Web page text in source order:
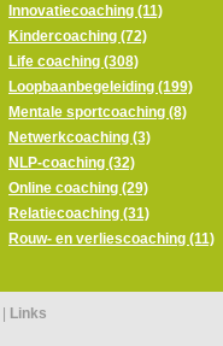
Innovatiecoaching (11)
Kindercoaching (72)
Life coaching (308)
Loopbaanbegeleiding (199)
Mentale sportcoaching (8)
Netwerkcoaching (3)
NLP-coaching (32)
Online coaching (29)
Relatiecoaching (31)
Rouw- en verliescoaching (11)
Links